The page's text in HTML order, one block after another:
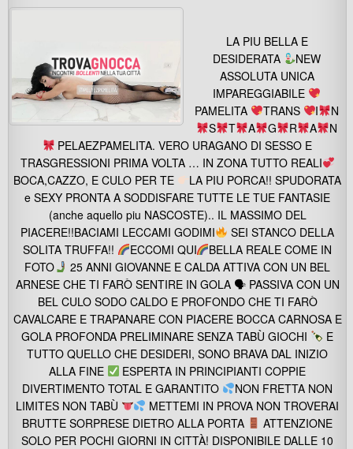
LA PIU BELLA E
DESIDERATA
NEW
ASSOLUTA UNICA
IMPAREGGIABILE
PAMELITA
TRANS I
N
S
T A G R A
N
PELAEZPAMELITA. VERO URAGANO DI SESSO E
TRASGRESSIONI PRIMA VOLTA … IN ZONA TUTTO REALI
BOCA,CAZZO, E CULO PER TE
LA PIU PORCA!! SPUDORATA
e SEXY PRONTA A SODDISFARE TUTTE LE TUE FANTASIE
(anche aquello piu NASCOSTE).. IL MASSIMO DEL
PIACERE!!BACIAMI LECCAMI GODIMI
SEI STANCO DELLA
SOLITA TRUFFA!!
ECCOMI QUI
BELLA REALE COME IN
FOTO
25 ANNI GIOVANNE E CALDA ATTIVA CON UN BEL
ARNESE CHE TI FARÒ SENTIRE IN GOLA 🗣 PASSIVA CON UN
BEL CULO SODO CALDO E PROFONDO CHE TI FARÒ
CAVALCARE E TRAPANARE CON PIACERE BOCCA CARNOSA E
GOLA PROFONDA PRELIMINARE SENZA TABÙ GIOCHI
E
TUTTO QUELLO CHE DESIDERI, SONO BRAVA DAL INIZIO
ALLA FINE
ESPERTA IN PRINCIPIANTI COPPIE
DIVERTIMENTO TOTAL E GARANTITO
NON FRETTA NON
LIMITES NON TABÙ
METTEMI IN PROVA NON TROVERAI
BRUTTE SORPRESE DIETRO ALLA PORTA
ATTENZIONE
SOLO PER POCHI GIORNI IN CITTÀ! DISPONIBILE DALLE 10